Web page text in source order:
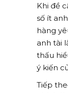
Khi đề
số ít
hàng
anh tài
thấu
ý kiến
Tiếp